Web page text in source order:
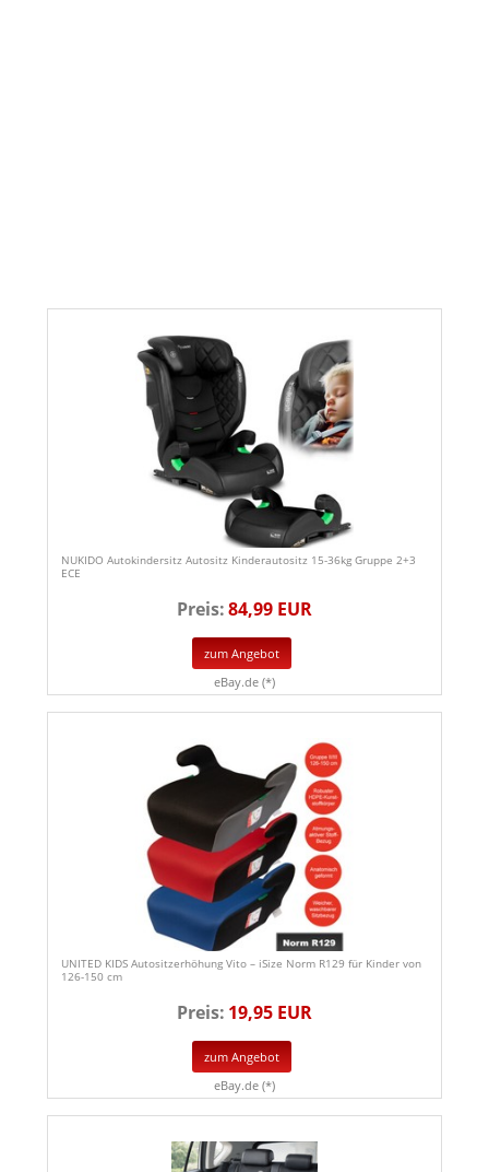
NUKIDO Autokindersitz Autositz Kinderautositz 15-36kg Gruppe 2+3
ECE
Preis:84,99 EUR
zum Angebot
eBay.de (*)
UNITED KIDS Autositzerhöhung Vito – iSize Norm R129 für Kinder von
126-150 cm
Preis: 19,95 EUR
zum Angebot
eBay.de (*)